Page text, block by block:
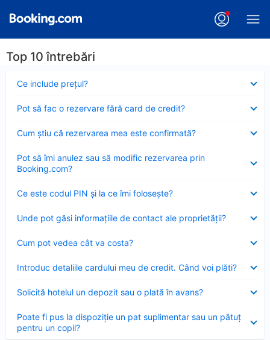
Top 10 întrebări
Ce include preţul?
închis
Pot să fac o rezervare fără card de credit?
închis
Cum ştiu că rezervarea mea este confirmată?
închis
Pot să îmi anulez sau să modific rezervarea prin
Booking.com?
închis
Ce este codul PIN şi la ce îmi foloseşte?
închis
Unde pot găsi informațiile de contact ale proprietății?
închis
Cum pot vedea cât va costa?
închis
Introduc detaliile cardului meu de credit. Când voi plăti?
închis
Solicită hotelul un depozit sau o plată în avans?
închis
Poate fi pus la dispoziție un pat suplimentar sau un pătuț
pentru un copil?
închis